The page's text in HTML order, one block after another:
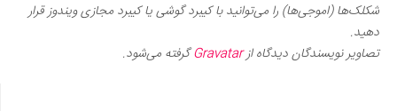
شکلک‌ها (اموجی‌ها) را می‌توانید با کیبرد گوشی یا کیبرد مجازی ویندوز قرار
دهید.
تصاویر نویسندگان دیدگاه ازGravatarگرفته می‌شود.